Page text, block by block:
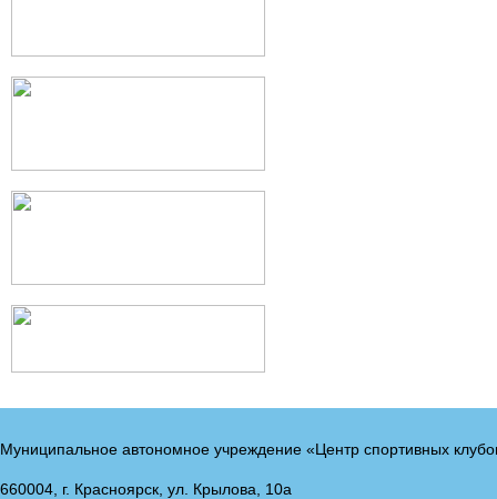
Муниципальное автономное учреждение «Центр спортивных
660004, г. Красноярск, ул. Крылова, 10а